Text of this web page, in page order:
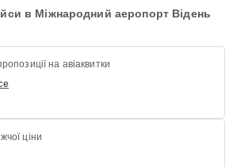
в Міжнародний аеропорт Відень
на авіаквитки
ціни